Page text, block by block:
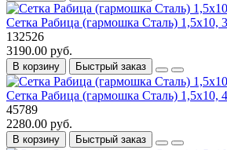
Сетка Рабица (гармошка Сталь)
132526
3190.00 руб.
В корзину Быстрый заказ
Сетка Рабица (гармошка Сталь) 1,5х10,
45789
2280.00 руб.
В корзину Быстрый заказ